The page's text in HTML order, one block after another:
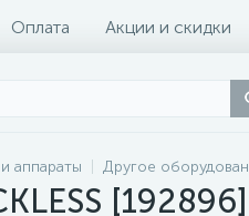
Оплата Акции и скидки
аппараты Другое
[192896]